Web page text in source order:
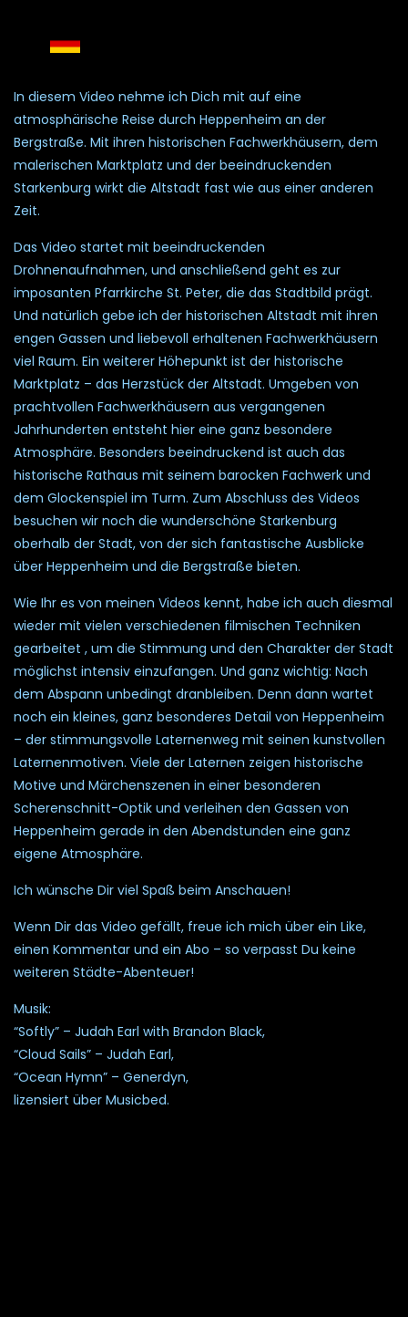
In diesem Video nehme ich Dich mit auf eine
atmosphärische Reise durch Heppenheim an der
Bergstraße. Mit ihren historischen Fachwerkhäusern, dem
malerischen Marktplatz und der beeindruckenden
Starkenburg wirkt die Altstadt fast wie aus einer anderen
Zeit.
Das Video startet mit beeindruckenden
Drohnenaufnahmen, und anschließend geht es zur
imposanten Pfarrkirche St. Peter, die das Stadtbild prägt.
Und natürlich gebe ich der historischen Altstadt mit ihren
engen Gassen und liebevoll erhaltenen Fachwerkhäusern
viel Raum. Ein weiterer Höhepunkt ist der historische
Marktplatz – das Herzstück der Altstadt. Umgeben von
prachtvollen Fachwerkhäusern aus vergangenen
Jahrhunderten entsteht hier eine ganz besondere
Atmosphäre. Besonders beeindruckend ist auch das
historische Rathaus mit seinem barocken Fachwerk und
dem Glockenspiel im Turm. Zum Abschluss des Videos
besuchen wir noch die wunderschöne Starkenburg
oberhalb der Stadt, von der sich fantastische Ausblicke
über Heppenheim und die Bergstraße bieten.
Wie Ihr es von meinen Videos kennt, habe ich auch diesmal
wieder mit vielen verschiedenen filmischen Techniken
gearbeitet , um die Stimmung und den Charakter der Stadt
möglichst intensiv einzufangen. Und ganz wichtig: Nach
dem Abspann unbedingt dranbleiben. Denn dann wartet
noch ein kleines, ganz besonderes Detail von Heppenheim
– der stimmungsvolle Laternenweg mit seinen kunstvollen
Laternenmotiven. Viele der Laternen zeigen historische
Motive und Märchenszenen in einer besonderen
Scherenschnitt-Optik und verleihen den Gassen von
Heppenheim gerade in den Abendstunden eine ganz
eigene Atmosphäre.
Ich wünsche Dir viel Spaß beim Anschauen!
Wenn Dir das Video gefällt, freue ich mich über ein Like,
einen Kommentar und ein Abo – so verpasst Du keine
weiteren Städte-Abenteuer!
Musik:
“Softly” – Judah Earl with Brandon Black,
“Cloud Sails” – Judah Earl,
“Ocean Hymn” – Generdyn,
lizensiert über Musicbed.